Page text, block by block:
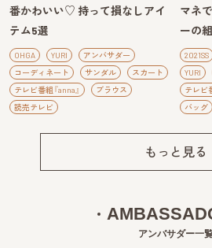
番かわいい♡ 持って損なしアイ
テム5選
OHGA YURI
アンバサダー
コーディネート
サンダル
スカート
テレビ番組『anna』
ブラウス
読売テレビ
マネ
ーの
2021SS
YURI
テレビ
バッグ
もっと見る
アンバサダー一